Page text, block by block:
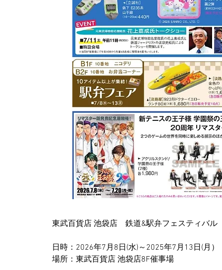
東武百貨店 池袋店　鉄道&駅弁フェスティバル
日時：2026年7月8日(水)～2025年7月13日(月
場所：東武百貨店 池袋店8F催事場